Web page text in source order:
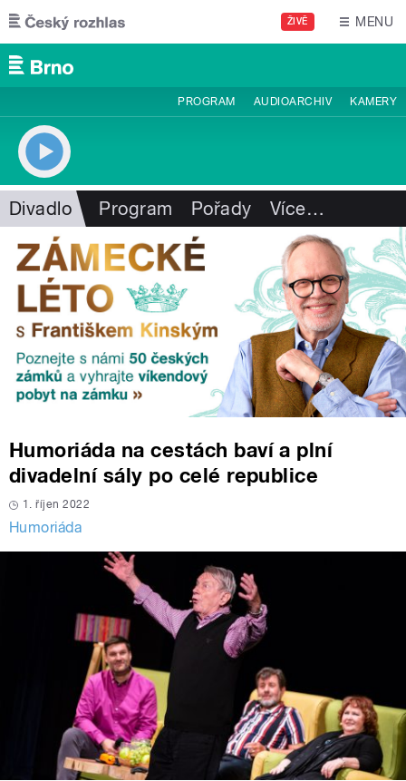
Přejít k hlavnímu obsahu
ŽIVĚ MENU
PROGRAM AUDIOARCHIV KAMERY
Divadlo Program Pořady Více…
Humoriáda na cestách baví a plní
divadelní sály po celé republice
1. říjen 2022
Humoriáda